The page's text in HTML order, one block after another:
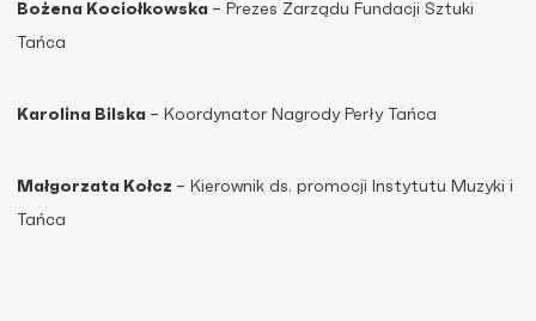
Bożena Kociołkowska – Prezes Zarządu Fundacji Sztuki
Tańca
Karolina Bilska – Koordynator Nagrody Perły Tańca
Małgorzata Kołcz – Kierownik ds. promocji Instytutu Muzyki i
Tańca